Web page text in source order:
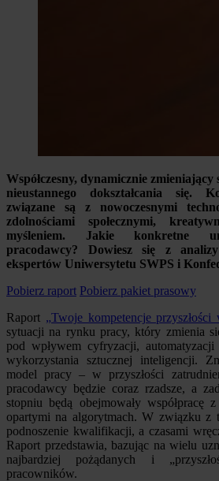
Współczesny, dynamicznie
nieustannego dokształcania się.
związane są z nowoczesnymi
zdolnościami społecznymi,
myśleniem. Jakie konkretne
pracodawcy? Dowiesz się z
ekspertów Uniwersytetu SWPS i
Pobierz raport Pobierz pakiet prasowy
Raport „Twoje kompetencje
sytuacji na rynku pracy, który zmienia
pod wpływem cyfryzacji,
wykorzystania sztucznej inteligencji.
model pracy – w przyszłości
pracodawcy będzie coraz rzadsze, a
stopniu będą obejmowały współpracę
opartymi na algorytmach. W związku z
podnoszenie kwalifikacji, a czasami
Raport przedstawia, bazując na wielu
najbardziej pożądanych i
pracowników.